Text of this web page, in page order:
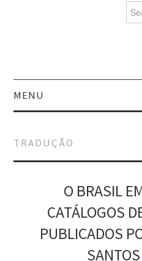
for:
MENU
SITE DA BBM
BBM DIGITAL
WIKI SBD-BBM
TRADUÇÃO
O BRASIL
CATÁLOGOS
PUBLICADOS